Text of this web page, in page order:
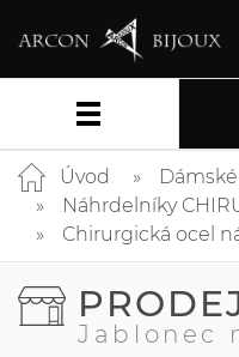
Úvod
Náhrdelníky
Chirurgická ocel
Jablonec